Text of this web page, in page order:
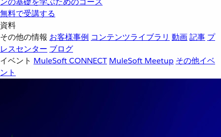
無料で受講する
資料
その他の情報 お客様事例 コンテンツライブラリ 動画記事 プ
レスセンター ブログ
イベント MuleSoft CONNECT MuleSoft Meetup その他イベ
ント